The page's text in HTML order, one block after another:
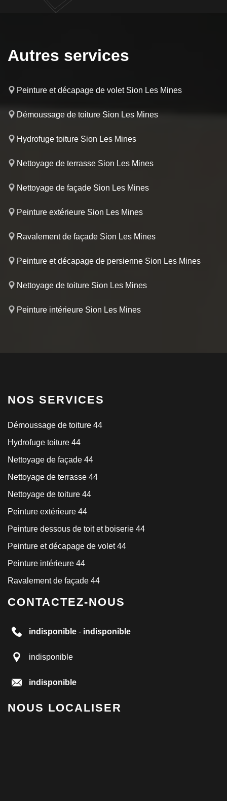
Autres services
Peinture et décapage de volet Sion Les Mines
Démoussage de toiture Sion Les Mines
Hydrofuge toiture Sion Les Mines
Nettoyage de terrasse Sion Les Mines
Nettoyage de façade Sion Les Mines
Peinture extérieure Sion Les Mines
Ravalement de façade Sion Les Mines
Peinture et décapage de persienne Sion Les Mines
Nettoyage de toiture Sion Les Mines
Peinture intérieure Sion Les Mines
NOS SERVICES
Démoussage de toiture 44
Hydrofuge toiture 44
Nettoyage de façade 44
Nettoyage de terrasse 44
Nettoyage de toiture 44
Peinture extérieure 44
Peinture dessous de toit et boiserie 44
Peinture et décapage de volet 44
Peinture intérieure 44
Ravalement de façade 44
CONTACTEZ-NOUS
indisponible - indisponible
indisponible
indisponible
NOUS LOCALISER